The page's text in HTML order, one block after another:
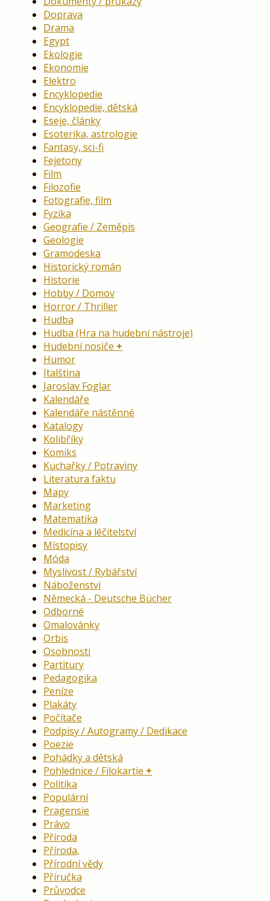
Doprava
Drama
Egypt
Ekologie
Ekonomie
Elektro
Encyklopedie
Encyklopedie, dětská
Eseje, články
Esoterika, astrologie
Fantasy, sci-fi
Fejetony
Film
Filozofie
Fotografie, film
Fyzika
Geografie / Zeměpis
Geologie
Gramodeska
Historický román
Historie
Hobby / Domov
Horror / Thriller
Hudba
Hudba (Hra na hudební nástroje)
Hudební nosiče
Humor
Italština
Jaroslav Foglar
Kalendáře
Kalendáře nástěnné
Katalogy
Kolibříky
Komiks
Kuchařky / Potraviny
Literatura faktu
Mapy
Marketing
Matematika
Medicína a léčitelství
Místopisy
Móda
Myslivost / Rybářství
Náboženství
Německá - Deutsche Bücher
Odborné
Omalovánky
Orbis
Osobnosti
Partitury
Pedagogika
Peníze
Plakáty
Počítače
Podpisy / Autogramy / Dedikace
Poezie
Pohádky a dětská
Pohlednice / Filokartie
Politika
Populární
Pragensie
Právo
Příroda
Příroda,
Přírodní vědy
Příručka
Průvodce